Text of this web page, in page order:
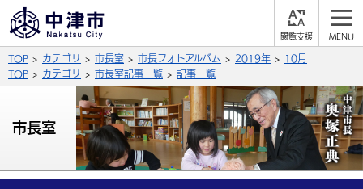
支
背景色
青 白
文字の大きさ
拡大 標準 縮小
公式SNS
X (Twitter) YouTube
サイト内検索
TOP カテゴリ 市長室 市長フォトアルバム 2019年
10月
TOP
カテゴリ 市長室記事一覧 記事一覧
市長室